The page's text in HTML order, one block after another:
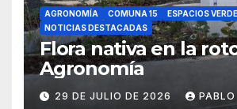
AGRONOMÍA COMUNA 15
ESPACIOS
NOTICIAS DESTACADAS
Flora nativa en la
Agronomía
29 DE JULIO DE 2026 PABLO